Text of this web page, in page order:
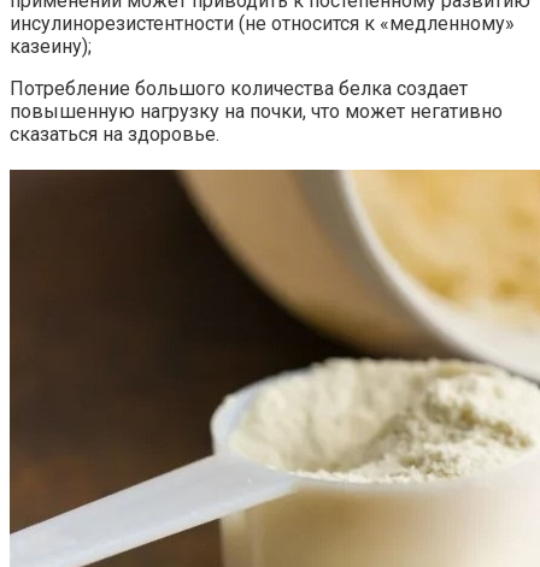
инсулинорезистентности (не относится к «медленному»
казеину);
Потребление большого количества белка создает
повышенную нагрузку на почки, что может негативно
сказаться на здоровье.